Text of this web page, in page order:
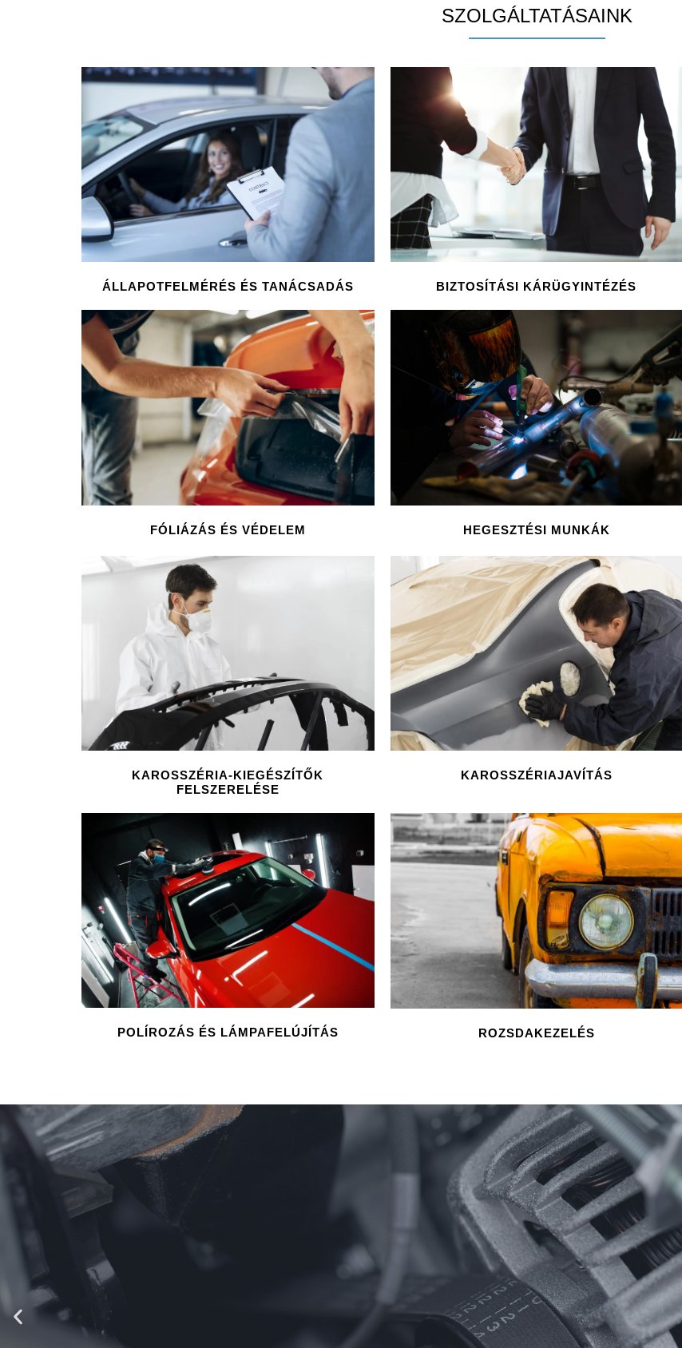
SZOLGÁLTATÁSAINK
ÁLLAPOTFELMÉRÉS ÉS TANÁCSADÁS BIZTOSÍTÁSI KÁRÜGYINTÉZÉS
FÓLIÁZÁS ÉS VÉDELEM HEGESZTÉSI MUNKÁK
KAROSSZÉRIA-KIEGÉSZÍTŐK
FELSZERELÉSE
KAROSSZÉRIAJAVÍTÁS
POLÍROZÁS ÉS LÁMPAFELÚJÍTÁS ROZSDAKEZELÉS